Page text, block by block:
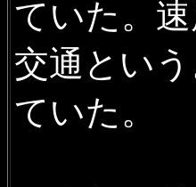
ていた。
交通とい
ていた。